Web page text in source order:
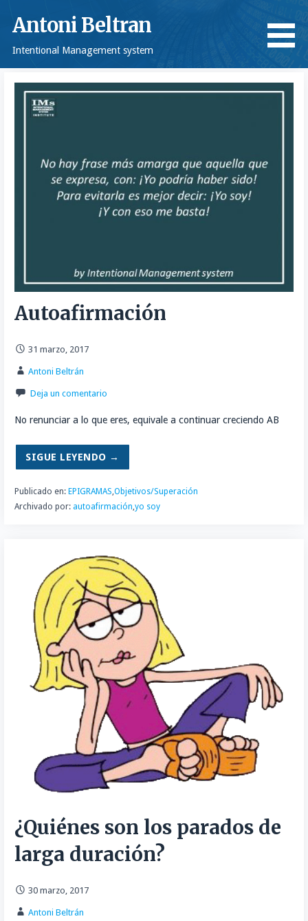
Antoni Beltran
Intentional Management system
Autoafirmación
31 marzo, 2017
Antoni Beltrán
Deja un comentario
No renunciar a lo que eres, equivale a continuar creciendo AB
SIGUE LEYENDO →
Publicado en: EPIGRAMAS,Objetivos/Superación
Archivado por: autoafirmación,yo soy
¿Quiénes son los parados de
larga duración?
30 marzo, 2017
Antoni Beltrán